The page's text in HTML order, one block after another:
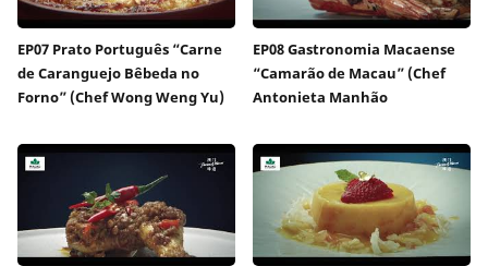
EP07 Prato Português “Carne
de Caranguejo Bêbeda no
Forno” (Chef Wong Weng Yu)
EP08 Gastronomia Macaense
“Camarão de Macau” (Chef
Antonieta Manhão